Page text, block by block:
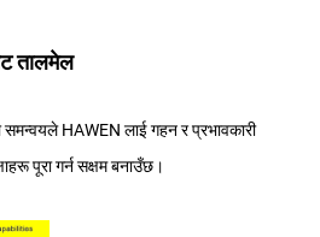
तालमेल
HAWEN लाई गहन र प्रभावकारी
पूरा गर्न सक्षम बनाउँछ।